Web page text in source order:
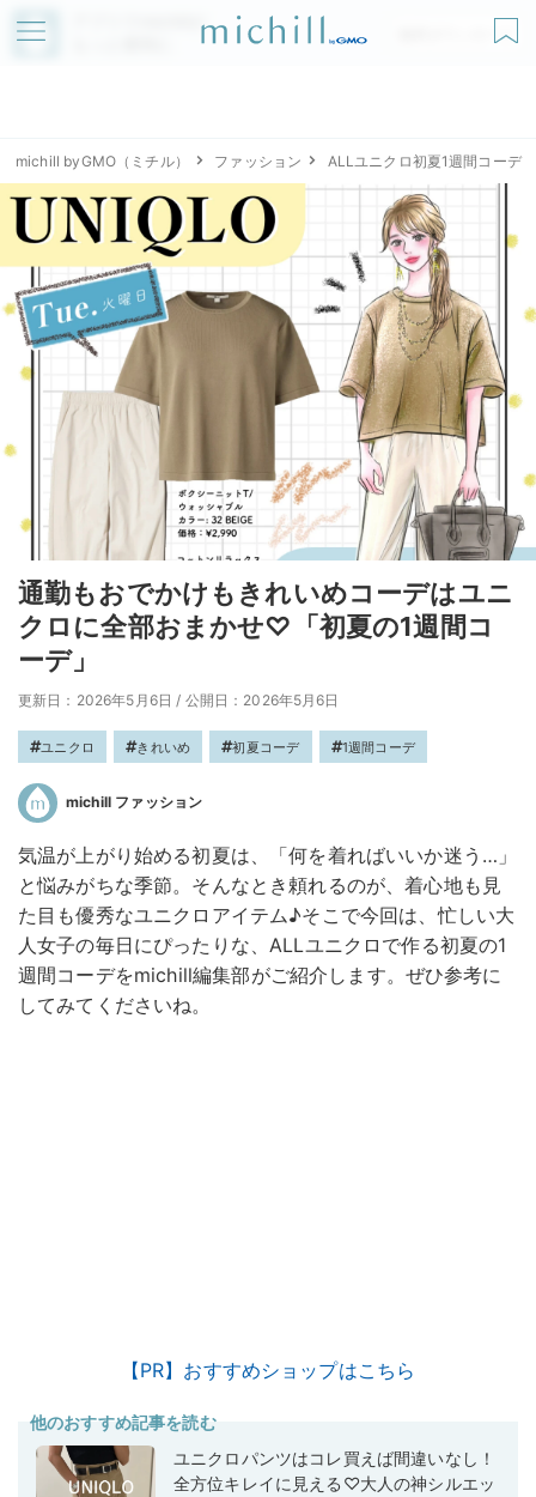
アプリでmichillが
無料ダウンロード
michill byGMO（ミチル） ファッション ALLユニクロ初夏1週間コーデ
通勤もおでかけもきれいめコーデはユニ
クロに全部おまかせ♡「初夏の1週間コ
ーデ」
更新日：2026年5月6日 / 公開日：2026年5月6日
ユニクロ きれいめ 初夏コーデ 1週間コーデ
michill ファッション
気温が上がり始める初夏は、「何を着ればいいか迷う…」
と悩みがちな季節。そんなとき頼れるのが、着心地も見
た目も優秀なユニクロアイテム♪そこで今回は、忙しい大
人女子の毎日にぴったりな、ALLユニクロで作る初夏の1
週間コーデをmichill編集部がご紹介します。ぜひ参考に
してみてくださいね。
【PR】おすすめショップはこちら
他のおすすめ記事を読む
ユニクロパンツはコレ買えば間違いなし！
全方位キレイに見える♡大人の神シルエッ